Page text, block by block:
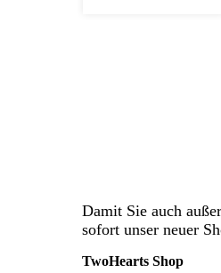
Damit Sie auch
sofort unser neuer
TwoHearts Shop